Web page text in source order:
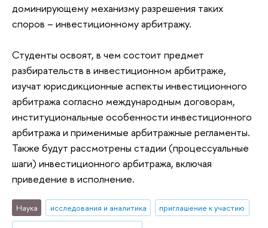
доминирующему механизму разрешения таких
споров – инвестиционному арбитражу.
Студенты освоят, в чем состоит предмет
разбирательств в инвестиционном арбитраже,
изучат юрисдикционные аспекты инвестиционного
арбитража согласно международным договорам,
институциональные особенности инвестиционного
арбитража и применимые арбитражные регламенты.
Также будут рассмотрены стадии (процессуальные
шаги) инвестиционного арбитража, включая
приведение в исполнение.
Наука исследования и аналитика
приглашение к участию